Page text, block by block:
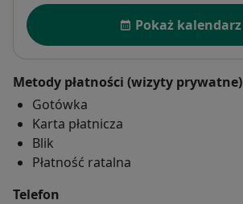
Dostępność
Pokaż kalendarz
Metody płatności (wizyty prywatne)
Gotówka
Karta płatnicza
Blik
Płatność ratalna
Telefon